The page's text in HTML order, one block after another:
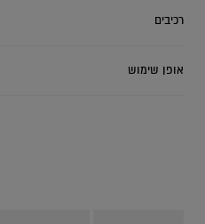
רכיבים
אופן שימוש